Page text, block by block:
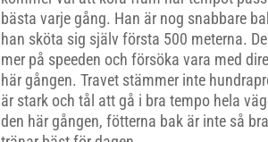
bästa varje gång. Han är nog snabbare
han sköta sig själv första 500 meterna.
mer på speeden och försöka vara med
här gången. Travet stämmer inte
är stark och tål att gå i bra tempo hela
den här gången, fötterna bak är inte så